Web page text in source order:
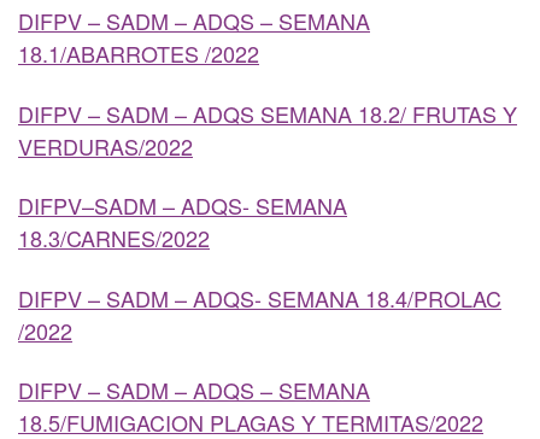
DIFPV – SADM – ADQS – SEMANA
18.1/ABARROTES /2022
DIFPV – SADM – ADQS SEMANA 18.2/ FRUTAS Y
VERDURAS/2022
DIFPV–SADM – ADQS- SEMANA
18.3/CARNES/2022
DIFPV – SADM – ADQS- SEMANA 18.4/PROLAC
/2022
DIFPV – SADM – ADQS – SEMANA
18.5/FUMIGACION PLAGAS Y TERMITAS/2022